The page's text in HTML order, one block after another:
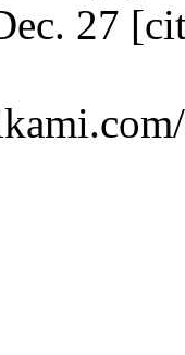
27